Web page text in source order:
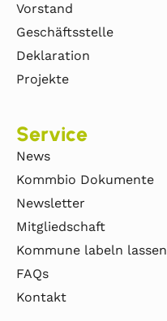
Vorstand
Geschäftsstelle
Deklaration
Projekte
Service
News
Kommbio Dokumente
Newsletter
Mitgliedschaft
Kommune labeln lassen
FAQs
Kontakt